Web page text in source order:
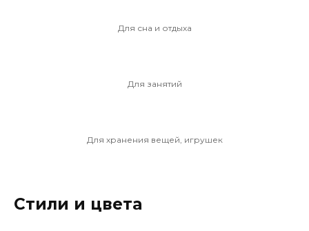
Для сна и отдыха
Для занятий
Для хранения вещей, игрушек
Стили и цвета